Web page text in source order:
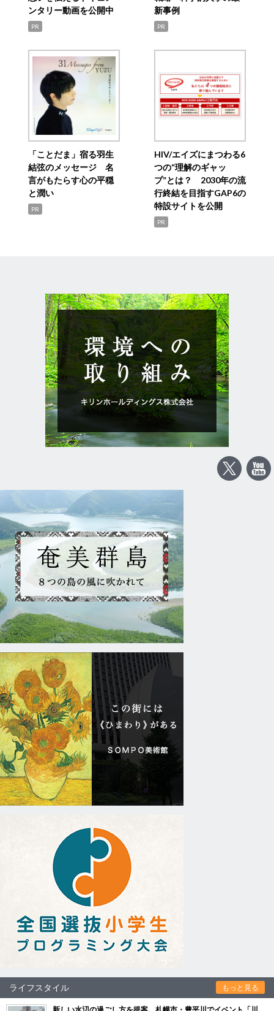
ンタリー動画を公開中
PR
新事例
PR
「ことだま」宿る羽生
結弦のメッセージ 名
言がもたらす心の平穏
と潤い
PR
HIV/エイズにまつわる6
つの“理解のギャッ
プ”とは？ 2030年の流
行終結を目指すGAP6の
特設サイトを公開
PR
ライフスタイル もっと見る